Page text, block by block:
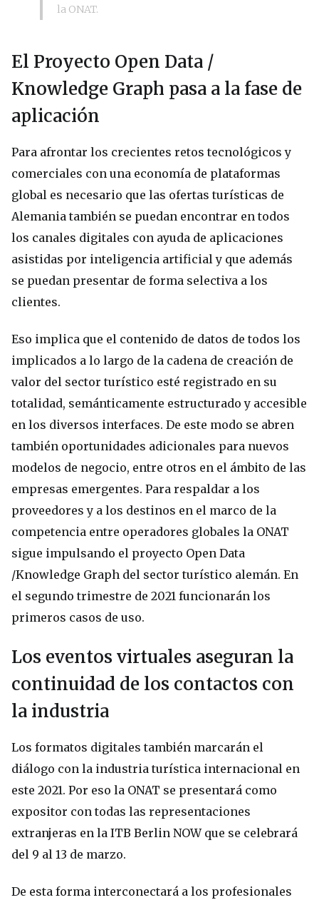
la ONAT.
El Proyecto Open Data /
Knowledge Graph pasa a la fase de
aplicación
Para afrontar los crecientes retos tecnológicos y
comerciales con una economía de plataformas
global es necesario que las ofertas turísticas de
Alemania también se puedan encontrar en todos
los canales digitales con ayuda de aplicaciones
asistidas por inteligencia artificial y que además
se puedan presentar de forma selectiva a los
clientes.
Eso implica que el contenido de datos de todos los
implicados a lo largo de la cadena de creación de
valor del sector turístico esté registrado en su
totalidad, semánticamente estructurado y accesible
en los diversos interfaces. De este modo se abren
también oportunidades adicionales para nuevos
modelos de negocio, entre otros en el ámbito de las
empresas emergentes. Para respaldar a los
proveedores y a los destinos en el marco de la
competencia entre operadores globales la ONAT
sigue impulsando el proyecto Open Data
/Knowledge Graph del sector turístico alemán. En
el segundo trimestre de 2021 funcionarán los
primeros casos de uso.
Los eventos virtuales aseguran la
continuidad de los contactos con
la industria
Los formatos digitales también marcarán el
diálogo con la industria turística internacional en
este 2021. Por eso la ONAT se presentará como
expositor con todas las representaciones
extranjeras en la ITB Berlin NOW que se celebrará
del 9 al 13 de marzo.
De esta forma interconectará a los profesionales